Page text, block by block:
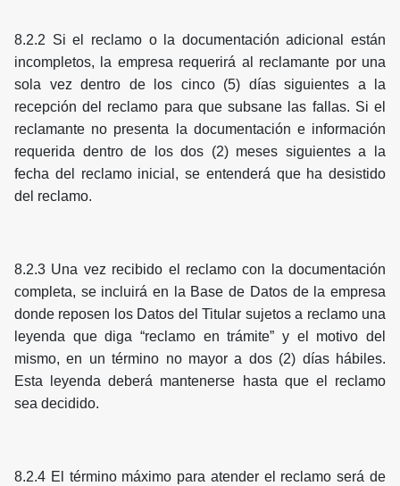
8.2.2 Si el reclamo o la documentación adicional están
incompletos, la empresa requerirá al reclamante por una
sola vez dentro de los cinco (5) días siguientes a la
recepción del reclamo para que subsane las fallas. Si el
reclamante no presenta la documentación e información
requerida dentro de los dos (2) meses siguientes a la
fecha del reclamo inicial, se entenderá que ha desistido
del reclamo.
8.2.3 Una vez recibido el reclamo con la documentación
completa, se incluirá en la Base de Datos de la empresa
donde reposen los Datos del Titular sujetos a reclamo una
leyenda que diga “reclamo en trámite” y el motivo del
mismo, en un término no mayor a dos (2) días hábiles.
Esta leyenda deberá mantenerse hasta que el reclamo
sea decidido.
8.2.4 El término máximo para atender el reclamo será de